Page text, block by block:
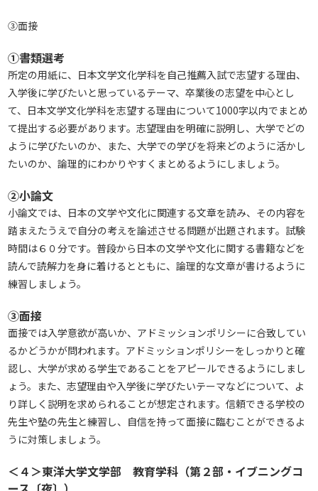
③面接
①書類選考
所定の用紙に、日本文学文化学科を自己推薦入試で志望する理由、
入学後に学びたいと思っているテーマ、卒業後の志望を中心とし
て、日本文学文化学科を志望する理由について1000字以内でまとめ
て提出する必要があります。志望理由を明確に説明し、大学でどの
ように学びたいのか、また、大学での学びを将来どのように活かし
たいのか、論理的にわかりやすくまとめるようにしましょう。
②小論文
小論文では、日本の文学や文化に関連する文章を読み、その内容を
踏まえたうえで自分の考えを論述させる問題が出題されます。試験
時間は６０分です。普段から日本の文学や文化に関する書籍などを
読んで読解力を身に着けるとともに、論理的な文章が書けるように
練習しましょう。
③面接
面接では入学意欲が高いか、アドミッションポリシーに合致してい
るかどうかが問われます。アドミッションポリシーをしっかりと確
認し、大学が求める学生であることをアピールできるようにしまし
ょう。また、志望理由や入学後に学びたいテーマなどについて、よ
り詳しく説明を求められることが想定されます。信頼できる学校の
先生や塾の先生と練習し、自信を持って面接に臨むことができるよ
うに対策しましょう。
＜４＞東洋大学文学部 教育学科（第２部・イブニングコ